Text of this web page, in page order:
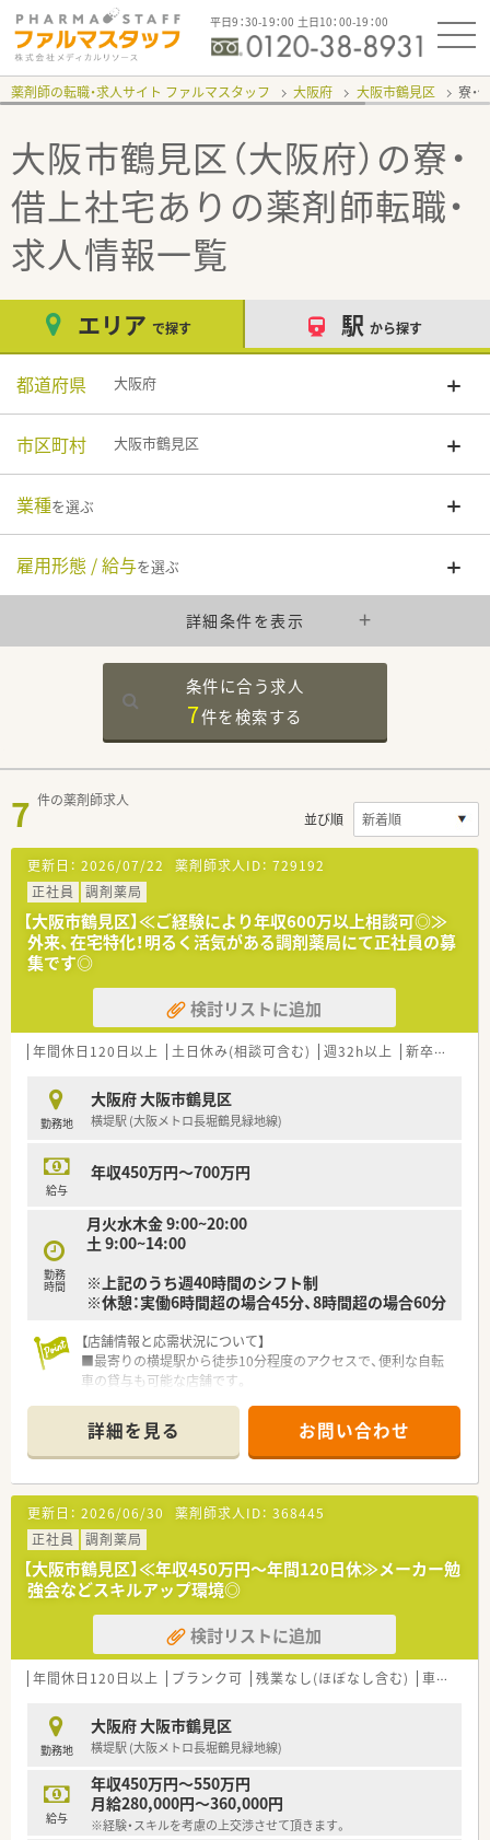
平日9：30-19：00 土日10：00-19：00
薬剤師の転職・求人サイト ファルマスタッフ 大阪府 大阪市鶴見区 寮・
大阪市鶴見区（大阪府）の寮・
借上社宅あり の薬剤師転職・
求人情報一覧
エリア で探す 駅 から探す
都道府県 大阪府
市区町村 大阪市鶴見区
業種を選ぶ
雇用形態 / 給与を選ぶ
詳細条件を表示
条件に合う求人
7件を検索する
7 件の薬剤師求人
並び順
更新日： 2026/07/22 薬剤師求人ID： 729192
正社員
調剤薬局
【大阪市鶴見区】≪ご経験により年収600万以上相談可◎≫
外来、在宅特化！明るく活気がある調剤薬局にて正社員の募
集です◎
検討リストに追加
年間休日120日以上 土日休み(相談可含む) 週32h以上 新卒可
勤務地
大阪府 大阪市鶴見区
横堤駅 (大阪メトロ長堀鶴見緑地線)
給与
年収450万円～700万円
勤務
時間
月火水木金 9:00~20:00
土 9:00~14:00
※上記のうち週40時間のシフト制
※休憩：実働6時間超の場合45分、8時間超の場合60分
【店舗情報と応需状況について】
■最寄りの横堤駅から徒歩10分程度のアクセスで、便利な自転
車の貸与も可能な店舗です。
ており落ち着いた環境です。
■店舗にはクリーンベンチを導入しており、専門的な調剤業務に
も対応できる設備環境です。
【法人特徴について】
■社長は男性薬剤師であり、現場に入ってスタッフの意見に耳を
傾ける風通しの良い社風です。
■急なお休みにも社長が柔軟に対応してくださるなど、アットホ
ームで働きやすい環境です。
■ドクターからの強い要望で開局した経緯があり、周辺の医療機
関との関係も非常に良好です。
【想定される業務内容】
■処方箋に基づく調剤や監査および服薬指導といった、薬局内で
■最新の監査システムや一包化の機器を導入しており、効率的で
安全な調剤業務が可能です。
■ご本人の希望に応じて施設や個人宅への在宅業務に携わるこ
とも可能なやりがいのある仕事です。
詳細を見る お問い合わせ
更新日： 2026/06/30 薬剤師求人ID： 368445
正社員
調剤薬局
【大阪市鶴見区】≪年収450万円～年間120日休≫メーカー勉
強会などスキルアップ環境◎
検討リストに追加
年間休日120日以上 ブランク可 残業なし(ほぼなし含む) 車通勤可
勤務地
大阪府 大阪市鶴見区
横堤駅 (大阪メトロ長堀鶴見緑地線)
給与
年収450万円～550万円
月給280,000円～360,000円
※経験・スキルを考慮の上交渉させて頂きます。